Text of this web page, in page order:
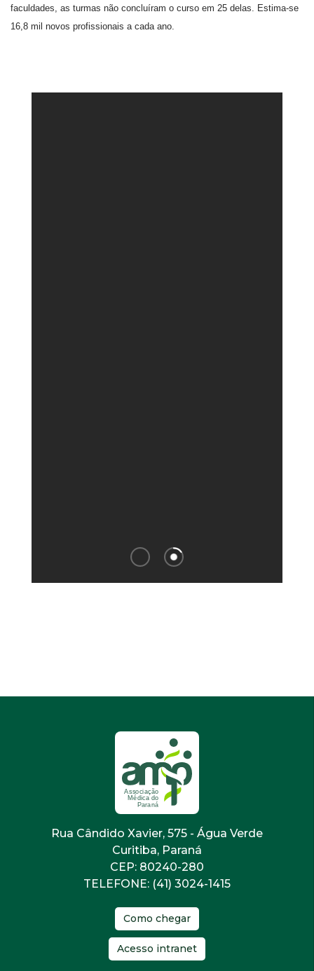
faculdades, as turmas não concluíram o curso em 25 delas. Estima-se
16,8 mil novos profissionais a cada ano.
Rua Cândido Xavier, 575 - Água Verde
Curitiba, Paraná
CEP: 80240-280
TELEFONE: (41) 3024-1415
Como chegar
Acesso intranet